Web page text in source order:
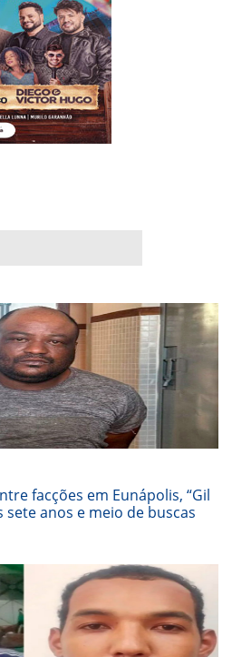
facções em Eunápolis, “Gil
anos e meio de buscas